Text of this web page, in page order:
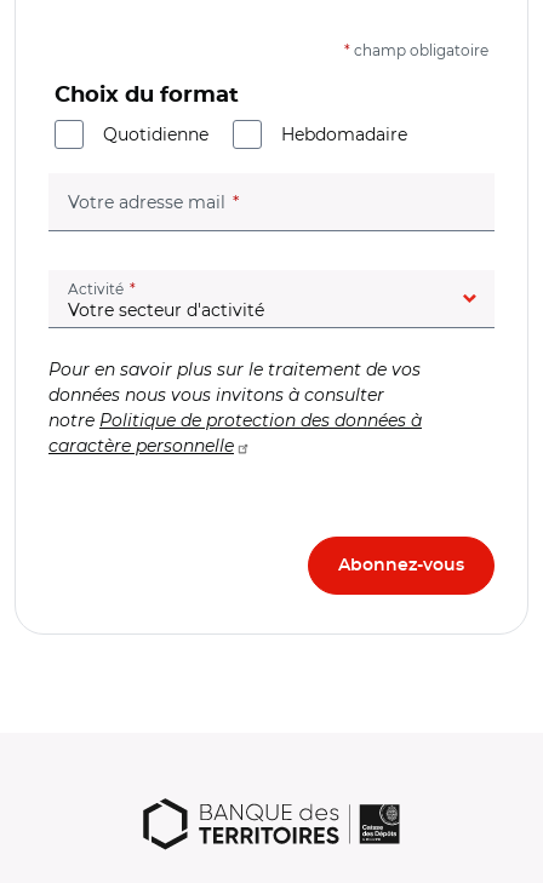
* champ obligatoire
Choix du format
Quotidienne
Hebdomadaire
Votre adresse mail (champ obligatoire)
Activité (champ obligatoire)
Pour en savoir plus sur le traitement de vos
données nous vous invitons à consulter
notre Politique de protection des données à
caractère personnelle